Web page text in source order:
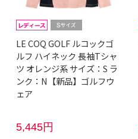
LE COQ GOLF ルコックゴ
ルフ ハイネック 長袖Tシャ
ツ オレンジ系 サイズ：S ラ
ンク：N【新品】ゴルフウ
ェア
5,445円